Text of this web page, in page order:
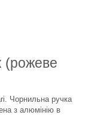
(рожеве
Чорнильна ручка
з алюмінію в